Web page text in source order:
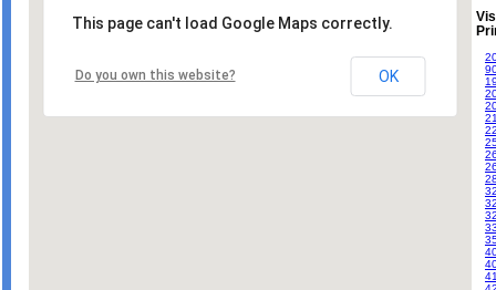
This page can't load Google Maps correctly.
Do you own this website? OK